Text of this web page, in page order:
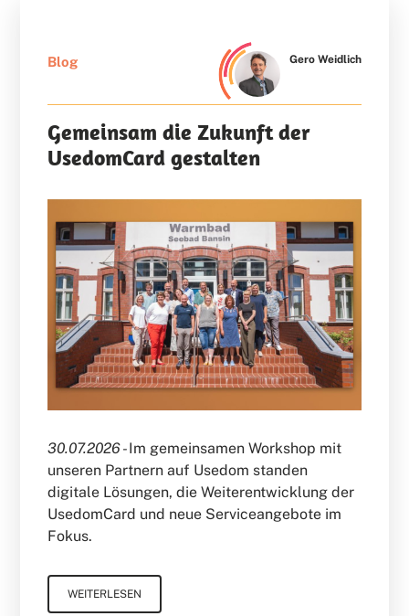
Blog Gero Weidlich
Gemeinsam die Zukunft der
UsedomCard gestalten
30.07.2026 -Im gemeinsamen Workshop mit
unseren Partnern auf Usedom standen
digitale Lösungen, die Weiterentwicklung der
UsedomCard und neue Serviceangebote im
Fokus.
WEITERLESEN